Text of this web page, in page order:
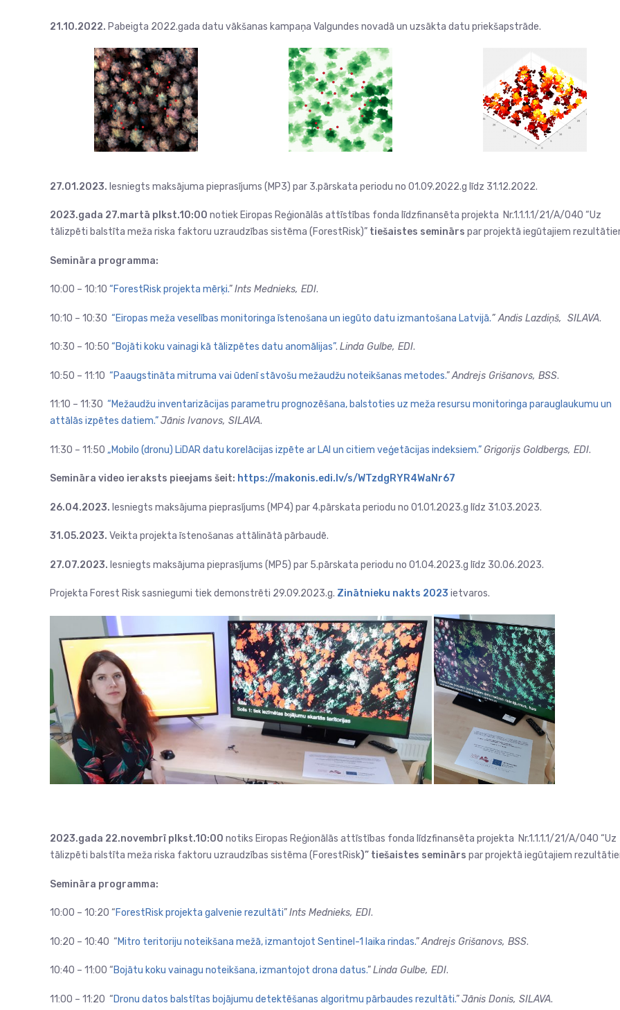
21.10.2022. Pabeigta 2022.gada datu vākšanas kampaņa Valgundes novadā un uzsākta datu priekšapstrāde.
27.01.2023. Iesniegts maksājuma pieprasījums (MP3) par 3.pārskata periodu no 01.09.2022.g līdz 31.12.2022.
2023.gada 27.martā plkst.10:00 notiek Eiropas Reģionālās attīstības fonda līdzfinansēta projekta Nr.1.1.1.1/21/A/040 “Uz
tālizpēti balstīta meža riska faktoru uzraudzības sistēma (ForestRisk)” tiešaistes seminārs par projektā iegūtajiem
Semināra programma:
10:00 – 10:10 “ForestRisk projekta mērķi.”Ints Mednieks, EDI.
10:10 – 10:30 “Eiropas meža veselības monitoringa īstenošana un iegūto datu izmantošana Latvijā.” Andis Lazdiņš, SILAVA.
10:30 – 10:50 “Bojāti koku vainagi kā tālizpētes datu anomālijas”. Linda Gulbe, EDI.
10:50 – 11:10 “Paaugstināta mitruma vai ūdenī stāvošu mežaudžu noteikšanas metodes.”Andrejs Grišanovs, BSS.
11:10 – 11:30 “Mežaudžu inventarizācijas parametru prognozēšana, balstoties uz meža resursu monitoringa parauglaukumu un
attālās izpētes datiem.”Jānis Ivanovs, SILAVA.
11:30 – 11:50 „Mobilo (dronu) LiDAR datu korelācijas izpēte ar LAI un citiem veģetācijas indeksiem.” Grigorijs Goldbergs, EDI.
Semināra video ieraksts pieejams šeit: https://makonis.edi.lv/s/WTzdgRYR4WaNr67
26.04.2023. Iesniegts maksājuma pieprasījums (MP4) par 4.pārskata periodu no 01.01.2023.g līdz 31.03.2023.
31.05.2023. Veikta projekta īstenošanas attālinātā pārbaudē.
27.07.2023. Iesniegts maksājuma pieprasījums (MP5) par 5.pārskata periodu no 01.04.2023.g līdz 30.06.2023.
Projekta Forest Risk sasniegumi tiek demonstrēti 29.09.2023.g. Zinātnieku nakts 2023 ietvaros.
2023.gada 22.novembrī plkst.10:00 notiks Eiropas Reģionālās attīstības fonda līdzfinansēta projekta Nr.1.1.1.1/21/A/040 “Uz
tālizpēti balstīta meža riska faktoru uzraudzības sistēma (ForestRisk)” tiešaistes seminārs par projektā iegūtajiem
Semināra programma:
10:00 – 10:20 “ForestRisk projekta galvenie rezultāti”Ints Mednieks, EDI.
10:20 – 10:40 “Mitro teritoriju noteikšana mežā, izmantojot Sentinel-1 laika rindas.”Andrejs Grišanovs, BSS.
10:40 – 11:00 “Bojātu koku vainagu noteikšana, izmantojot drona datus.”Linda Gulbe, EDI.
11:00 – 11:20 “Dronu datos balstītas bojājumu detektēšanas algoritmu pārbaudes rezultāti.”Jānis Donis, SILAVA.